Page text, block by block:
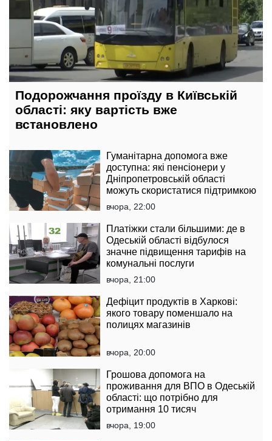
Подорожчання проїзду в Київській
області: яку вартість вже
встановлено
Гуманітарна допомога вже
доступна: які пенсіонери у
Дніпропетровській області
можуть скористатися підтримкою
вчора, 22:00
Платіжки стали більшими: де в
Одеській області відбулося
значне підвищення тарифів на
комунальні послуги
вчора, 21:00
Дефіцит продуктів в Харкові:
якого товару поменшало на
полицях магазинів
вчора, 20:00
Грошова допомога на
проживання для ВПО в Одеській
області: що потрібно для
отримання 10 тисяч
вчора, 19:00